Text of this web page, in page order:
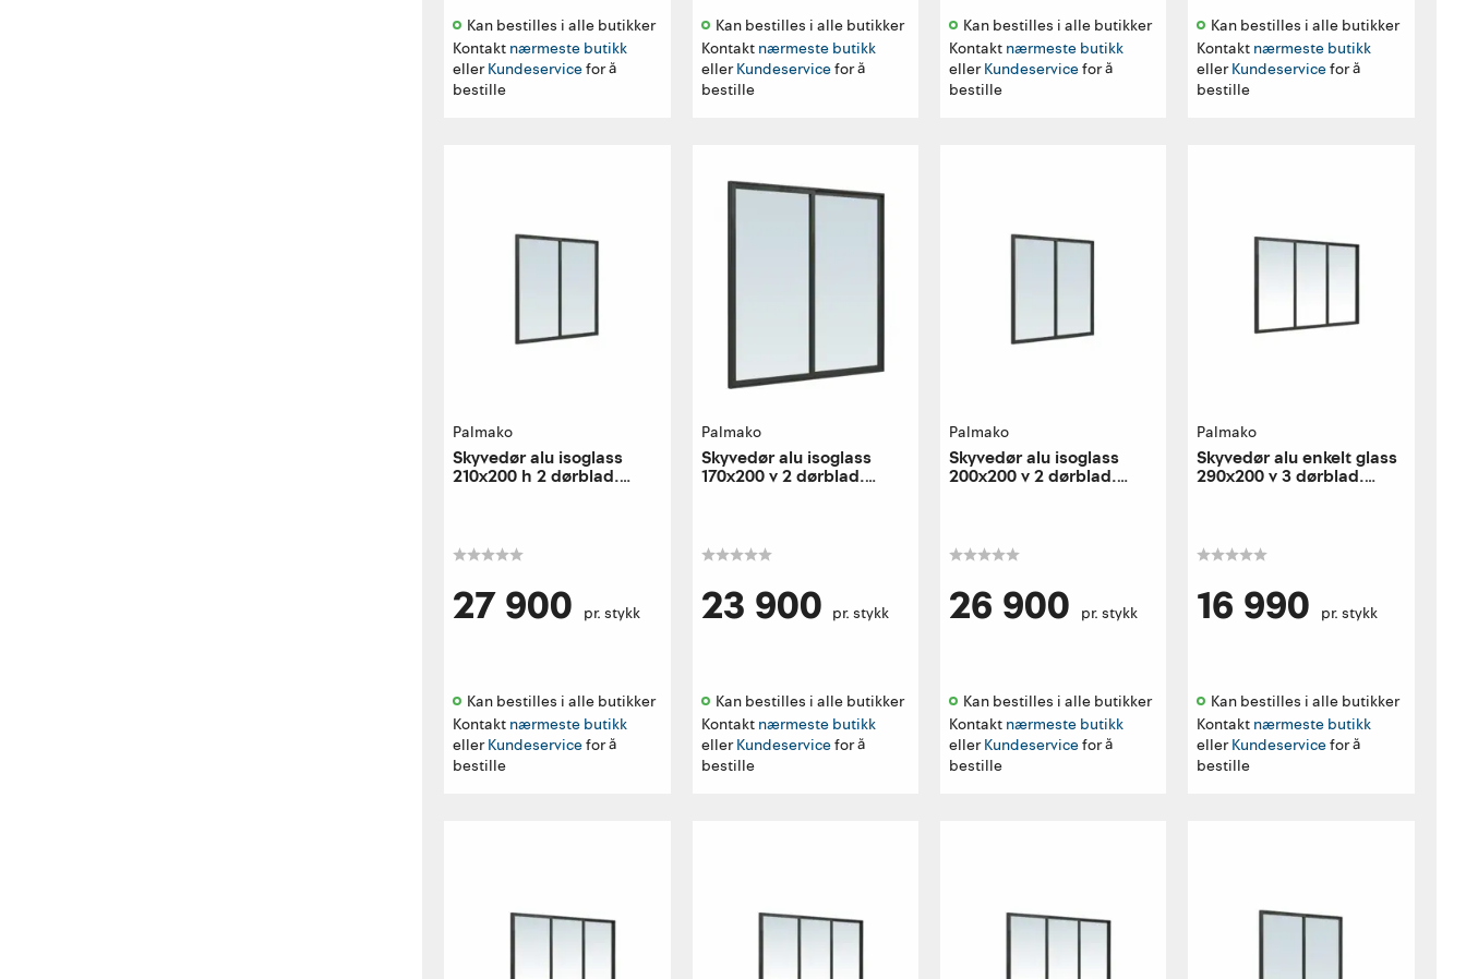
Kan bestilles i alle butikker
Kontakt nærmeste butikk
ellerKundeservicefor å
bestille
Kan bestilles i alle butikker
Kontakt nærmeste butikk
ellerKundeservicefor å
bestille
Kan bestilles i alle butikker
Kontakt nærmeste butikk
ellerKundeservicefor å
bestille
Kan bestilles i alle butikker
Kontakt nærmeste butikk
ellerKundeservicefor å
bestille
Palmako
Skyvedør alu isoglass
210x200 h 2 dørblad.
27 900 pr. stykk
Kan bestilles i alle butikker
Kontakt nærmeste butikk
ellerKundeservicefor å
bestille
Palmako
Skyvedør alu isoglass
170x200 v 2 dørblad.
23 900 pr. stykk
Kan bestilles i alle butikker
Kontakt nærmeste butikk
ellerKundeservicefor å
bestille
Palmako
Skyvedør alu isoglass
200x200 v 2 dørblad.
26 900 pr. stykk
Kan bestilles i alle butikker
Kontakt nærmeste butikk
ellerKundeservicefor å
bestille
Palmako
Skyvedør alu enkelt glass
290x200 v 3 dørblad.
16 990 pr. stykk
Kan bestilles i alle butikker
Kontakt nærmeste butikk
ellerKundeservicefor å
bestille